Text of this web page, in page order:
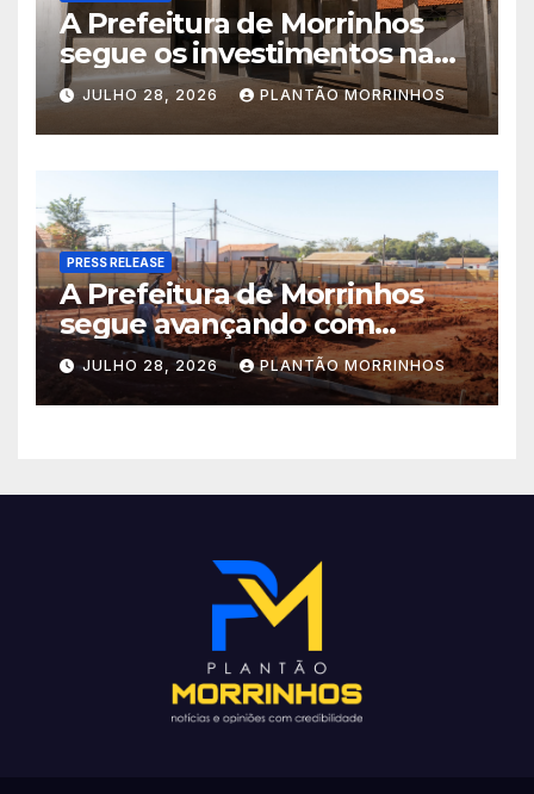
A Prefeitura de Morrinhos
segue os investimentos na
educação. A obra da Escola
Municipal Eudóxio de
Figueiredo avança em ritmo
acelerado e já ganha forma.
JULHO 28, 2026 PLANTÃO MORRINHOS
PRESS RELEASE
A Prefeitura de Morrinhos
segue avançando com
importantes investimentos
no Setor Arca de Noé.
JULHO 28, 2026 PLANTÃO MORRINHOS